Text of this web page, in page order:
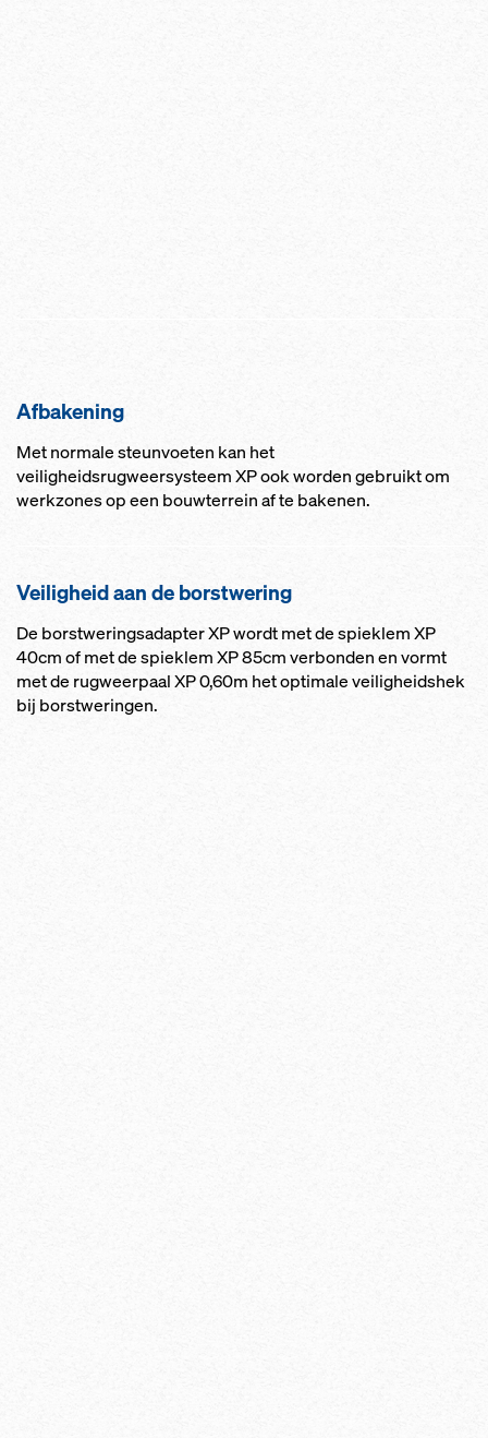
Afbakening
Met normale steunvoeten kan het
veiligheidsrugweersysteem XP ook worden gebruikt om
werkzones op een bouwterrein af te bakenen.
Veiligheid aan de borstwering
De borstweringsadapter XP wordt met de spieklem XP
40cm of met de spieklem XP 85cm verbonden en vormt
met de rugweerpaal XP 0,60m het optimale veiligheidshek
bij borstweringen.